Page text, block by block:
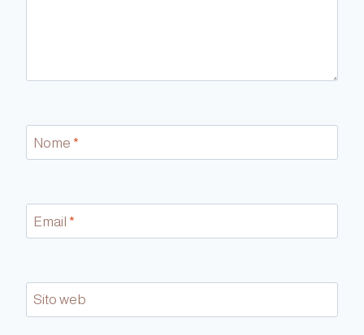
Nome *
Email *
Sito web